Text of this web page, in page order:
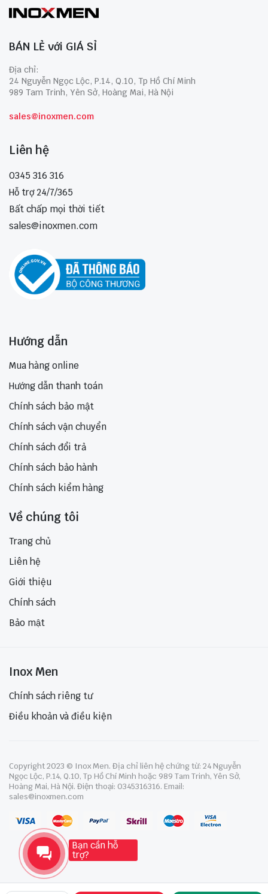
BÁN LẺ với GIÁ SỈ
Địa chỉ:
24 Nguyễn Ngọc Lộc, P.14, Q.10, Tp Hồ Chí Minh
989 Tam Trinh, Yên Sở, Hoàng Mai, Hà Nội
sales@inoxmen.com
Liên hệ
0345 316 316
Hỗ trợ 24/7/365
Bất chấp mọi thời tiết
sales@inoxmen.com
Hướng dẫn
Mua hàng online
Hướng dẫn thanh toán
Chính sách bảo mật
Chính sách vận chuyển
Chính sách đổi trả
Chính sách bảo hành
Chính sách kiểm hàng
Về chúng tôi
Trang chủ
Liên hệ
Giới thiệu
Chính sách
Bảo mật
Inox Men
Chính sách riêng tư
Điều khoản và điều kiện
Copyright 2023 © Inox Men. Địa chỉ liên hệ chứng từ: 24 Nguyễn
Ngọc Lộc, P.14, Q.10, Tp Hồ Chí Minh hoặc 989 Tam Trinh, Yên Sở,
Hoàng Mai, Hà Nội. Điện thoại: 0345316316. Email:
sales@inoxmen.com
Bạn cần hỗ
trợ?